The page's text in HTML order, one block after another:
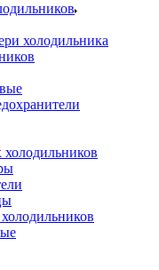
холодильника